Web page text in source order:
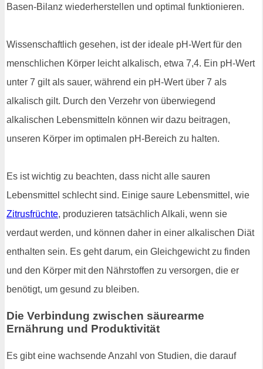
Basen-Bilanz wiederherstellen und optimal funktionieren.
Wissenschaftlich gesehen, ist der ideale pH-Wert für den
menschlichen Körper leicht alkalisch, etwa 7,4. Ein pH-Wert
unter 7 gilt als sauer, während ein pH-Wert über 7 als
alkalisch gilt. Durch den Verzehr von überwiegend
alkalischen Lebensmitteln können wir dazu beitragen,
unseren Körper im optimalen pH-Bereich zu halten.
Es ist wichtig zu beachten, dass nicht alle sauren
Lebensmittel schlecht sind. Einige saure Lebensmittel, wie
Zitrusfrüchte, produzieren tatsächlich Alkali, wenn sie
verdaut werden, und können daher in einer alkalischen Diät
enthalten sein. Es geht darum, ein Gleichgewicht zu finden
und den Körper mit den Nährstoffen zu versorgen, die er
benötigt, um gesund zu bleiben.
Die Verbindung zwischen säurearme
Ernährung und Produktivität
Es gibt eine wachsende Anzahl von Studien, die darauf